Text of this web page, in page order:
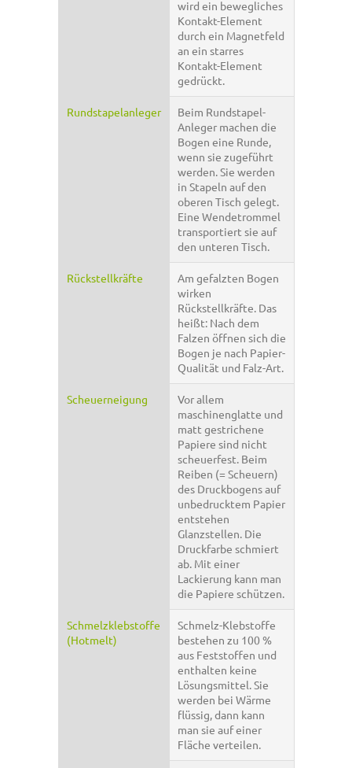
wird ein bewegliches
Kontakt-Element
durch ein Magnetfeld
an ein starres
Kontakt-Element
gedrückt.
Rundstapelanleger
Beim Rundstapel-
Anleger machen die
Bogen eine Runde,
wenn sie zugeführt
werden. Sie werden
in Stapeln auf den
oberen Tisch gelegt.
Eine Wendetrommel
transportiert sie auf
den unteren Tisch.
Rückstellkräfte
Am gefalzten Bogen
wirken
Rückstellkräfte. Das
heißt: Nach dem
Falzen öffnen sich die
Bogen je nach Papier-
Qualität und Falz-Art.
Scheuerneigung
Vor allem
maschinenglatte und
matt gestrichene
Papiere sind nicht
scheuerfest. Beim
Reiben (= Scheuern)
des Druckbogens auf
unbedrucktem Papier
entstehen
Glanzstellen. Die
Druckfarbe schmiert
ab. Mit einer
Lackierung kann man
die Papiere schützen.
Schmelzklebstoffe
(Hotmelt)
Schmelz-Klebstoffe
bestehen zu 100 %
aus Feststoffen und
enthalten keine
Lösungsmittel. Sie
werden bei Wärme
flüssig, dann kann
man sie auf einer
Fläche verteilen.